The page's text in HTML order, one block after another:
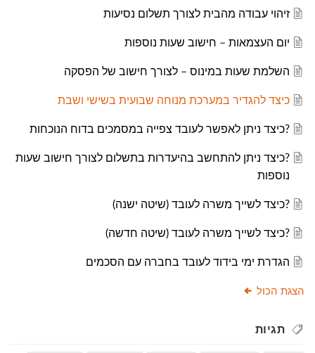
זיהוי עבודה מהבית לצורך תשלום נסיעות
יום העצמאות – חישוב שעות נוספות
השלמת שעות במינוס – לצורך חישוב של הפסקה
כיצד להגדיר במערכת מנוחה שבועית בשישי ושבת
?כיצד ניתן לאפשר לעובד צפייה במסמכים בדוח הנוכחות
?כיצד ניתן להתחשב בהיעדרות בתשלום לצורך חישוב שעות
נוספות
?כיצד לשייך משרה לעובד (שיטה ישנה)
?כיצד לשייך משרה לעובד (שיטה חדשה)
הגדרת ימי בידוד לעובד בחברה עם הסכמים
הצגת הכול
תגיות